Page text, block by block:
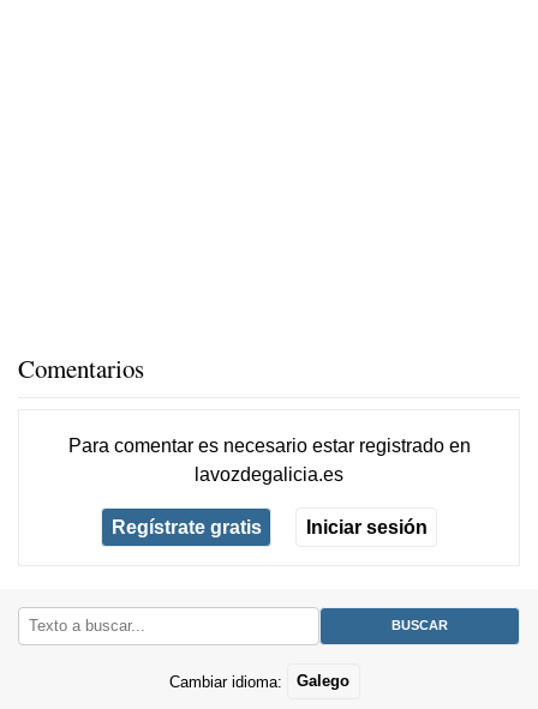
Comentarios
Para comentar es necesario estar registradoen
lavozdegalicia.es
Regístrate gratis Iniciar sesión
Cambiar idioma: Galego